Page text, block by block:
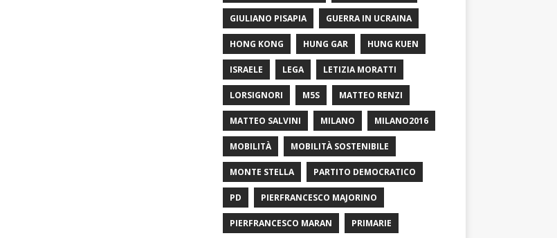
GIULIANO PISAPIA GUERRA IN UCRAINA
HONG KONG HUNG GAR HUNG KUEN
ISRAELE LEGA LETIZIA MORATTI
LORSIGNORI M5S MATTEO RENZI
MATTEO SALVINI MILANO MILANO2016
MOBILITÀ MOBILITÀ SOSTENIBILE
MONTE STELLA PARTITO DEMOCRATICO
PD PIERFRANCESCO MAJORINO
PIERFRANCESCO MARAN PRIMARIE